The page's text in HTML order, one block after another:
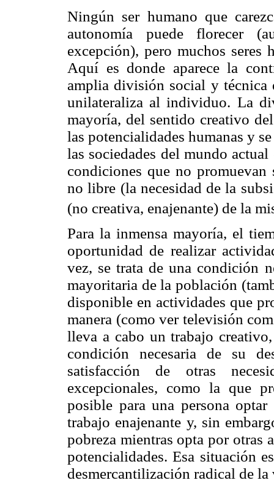
Ningún ser humano que
autonomía puede florecer
excepción), pero muchos seres
Aquí es donde aparece la
amplia división social y
unilateraliza al individuo. La
mayoría, del sentido creativo
las potencialidades humanas y
las sociedades del mundo
condiciones que no
no libre (la necesidad de la
(no creativa, enajenante) de la
Para la inmensa mayoría, el
oportunidad de realizar
vez, se trata de una condición
mayoritaria de la población
disponible en actividades que
manera (como ver televisión
lleva a cabo un trabajo
condición necesaria de su
satisfacción de otras
excepcionales, como la que
posible para una persona
trabajo enajenante y, sin
pobreza mientras opta por otras
potencialidades. Esa situación
desmercantilización radical de